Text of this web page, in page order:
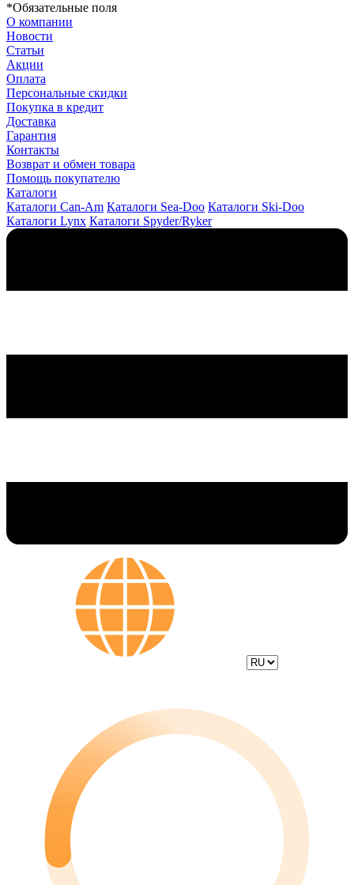
*Обязательные поля
О компании
Новости
Статьи
Акции
Оплата
Персональные скидки
Покупка в кредит
Доставка
Гарантия
Контакты
Возврат и обмен товара
Помощь покупателю
Каталоги
Каталоги Can-Am Каталоги Sea-Doo Каталоги Ski-Doo
Каталоги Lynx Каталоги Spyder/Ryker